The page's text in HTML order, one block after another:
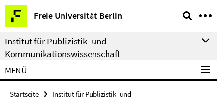
Springe
direkt
zu
Inhalt
Freie Universität Berlin
Service-
Navigation
Institut für Publizistik- und
Kommunikationswissenschaft
MENÜ
Startseite
Institut für Publizistik- und